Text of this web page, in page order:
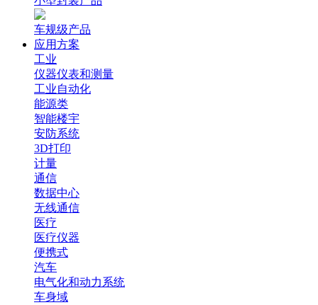
车规级产品
应用方案
工业
仪器仪表和测量
工业自动化
能源类
智能楼宇
安防系统
3D打印
计量
通信
数据中心
无线通信
医疗
医疗仪器
便携式
汽车
电气化和动力系统
车身域